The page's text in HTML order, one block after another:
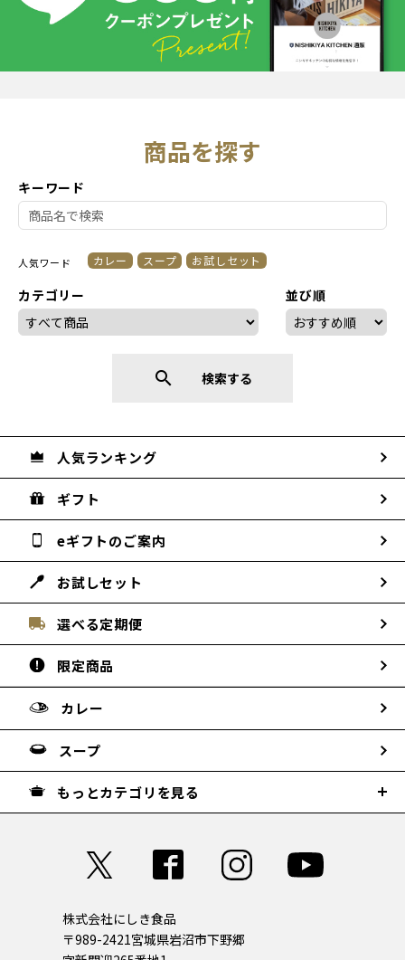
商品を探す
キーワード
カテゴリー
人気ワード カレー スープ お試しセット
並び順
search 検索する
人気ランキング
ギフト
eギフトのご案内
お試しセット
選べる定期便
限定商品
カレー
スープ
もっとカテゴリを見る
株式会社にしき食品
〒989-2421宮城県岩沼市下野郷